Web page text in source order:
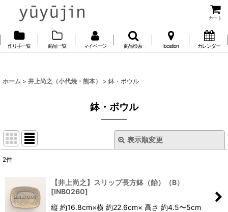
カート
作り手一覧 商品一覧 マイページ 商品検索 location カレンダー
ホーム > 井上尚之（小代焼・熊本） > 鉢・ボウル
鉢・ボウル
表示順変更
並び順:
2件
【井上尚之】スリップ長方鉢（飴）（B）
[INB0260]
縦 約16.8cm×横 約22.6cm× 高さ 約4.5〜5cm